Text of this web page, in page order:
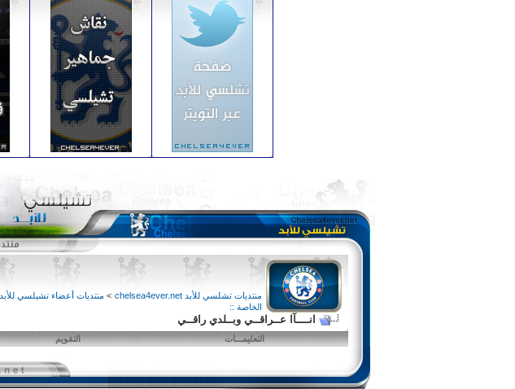
منتديات تشلسي للأبد chelsea4ever.net > منتديات أعضاء تشيلسي للأبد
الخاصة ::
انــــآا عــراقــي وبــلدي راقــي
التعليمـــات التقويم